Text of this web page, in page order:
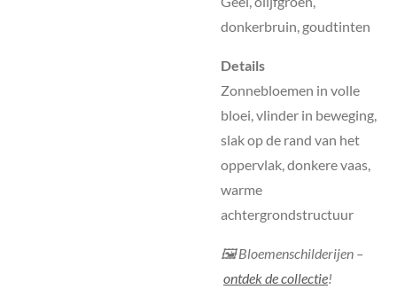
donkerbruin, goudtinten
Details
Zonnebloemen in volle
bloei, vlinder in beweging,
slak op de rand van het
oppervlak, donkere vaas,
warme
achtergrondstructuur
🖼 Bloemenschilderijen –
ontdek de collectie!